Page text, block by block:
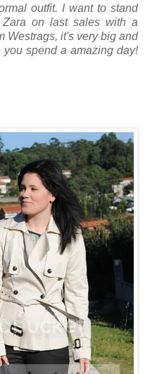
outfit. I want to stand
on last sales with a
Westrags, it's very big and
spend a amazing day!